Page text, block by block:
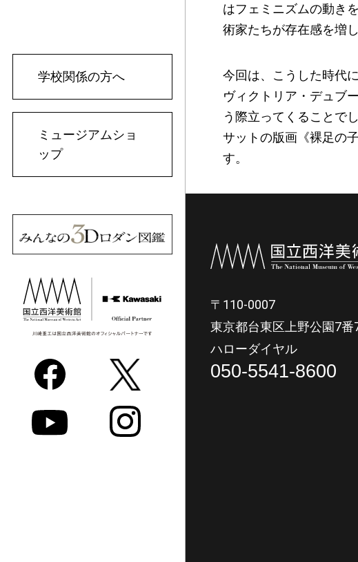
学校関係の方へ
ミュージアムショ
ップ
はフェミニズムの動き
術家たちが存在感を増
今回は、こうした時代
ヴィクトリア・デュブ
う際立ってくることで
サットの版画《裸足の
す。
〒110-0007
東京都台東区上野公園7番
ハローダイヤル
050-5541-8600